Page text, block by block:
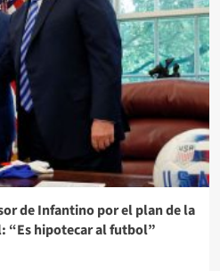
de Infantino por el plan de la
“Es hipotecar al futbol”